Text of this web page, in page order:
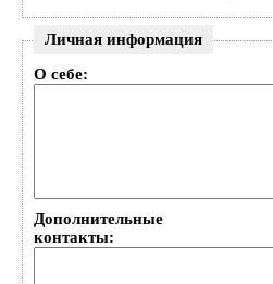
Личная информация
О себе:
Дополнительные
контакты: